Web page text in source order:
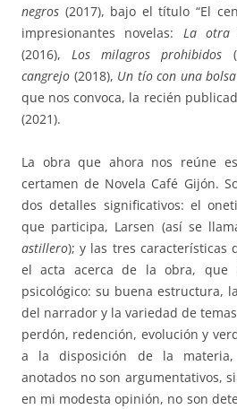
negros (2017), bajo el título “El
impresionantes novelas: La otra
(2016),Los milagros prohibidos
cangrejo (2018), Un tío con una
que nos convoca, la recién
(2021).
La obra que ahora nos reúne
certamen de Novela Café Gijón.
dos detalles significativos: el
que participa, Larsen (así se
astillero); y las tres características
el acta acerca de la obra, que
psicológico: su buena estructura,
del narrador y la variedad de
perdón, redención, evolución y
a la disposición de la
anotados no son argumentativos,
en mi modesta opinión, no son